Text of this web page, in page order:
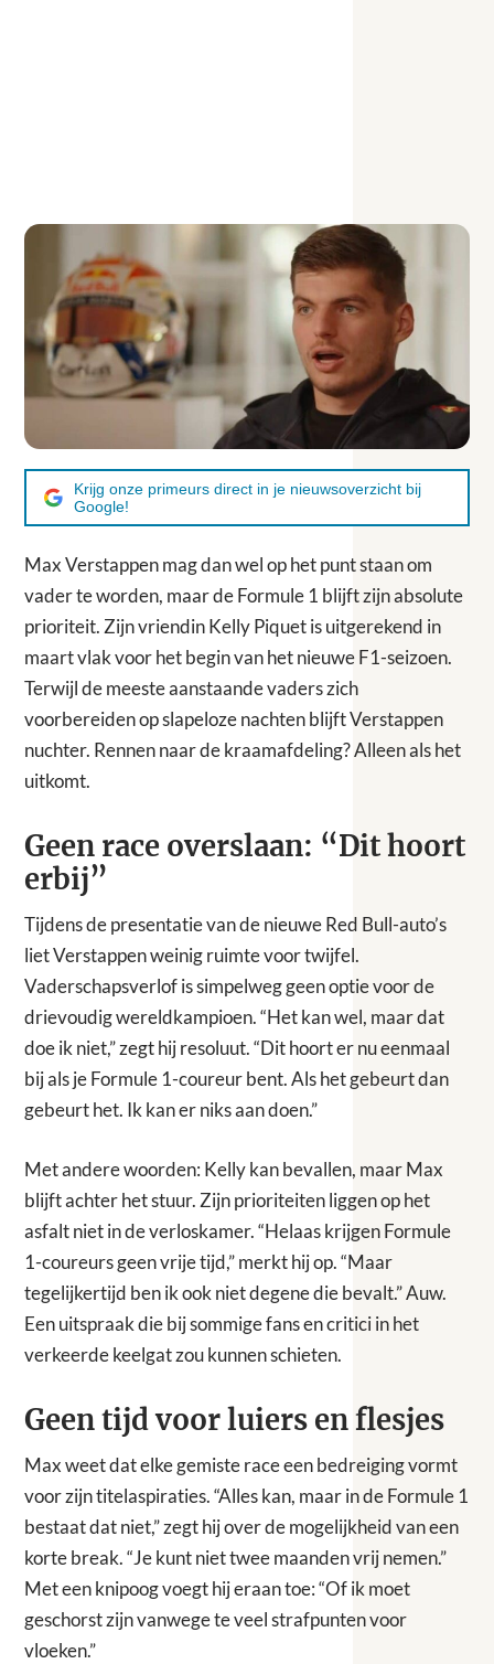
Krijg onze primeurs direct in je nieuwsoverzicht bij
Google!
Max Verstappen mag dan wel op het punt staan om
vader te worden, maar de Formule 1 blijft zijn absolute
prioriteit. Zijn vriendin Kelly Piquet is uitgerekend in
maart vlak voor het begin van het nieuwe F1-seizoen.
Terwijl de meeste aanstaande vaders zich
voorbereiden op slapeloze nachten blijft Verstappen
nuchter. Rennen naar de kraamafdeling? Alleen als het
uitkomt.
Geen race overslaan: “Dit hoort
erbij”
Tijdens de presentatie van de nieuwe Red Bull-auto’s
liet Verstappen weinig ruimte voor twijfel.
Vaderschapsverlof is simpelweg geen optie voor de
drievoudig wereldkampioen. “Het kan wel, maar dat
doe ik niet,” zegt hij resoluut. “Dit hoort er nu eenmaal
bij als je Formule 1-coureur bent. Als het gebeurt dan
gebeurt het. Ik kan er niks aan doen.”
Met andere woorden: Kelly kan bevallen, maar Max
blijft achter het stuur. Zijn prioriteiten liggen op het
asfalt niet in de verloskamer. “Helaas krijgen Formule
1-coureurs geen vrije tijd,” merkt hij op. “Maar
tegelijkertijd ben ik ook niet degene die bevalt.” Auw.
Een uitspraak die bij sommige fans en critici in het
verkeerde keelgat zou kunnen schieten.
Geen tijd voor luiers en flesjes
Max weet dat elke gemiste race een bedreiging vormt
voor zijn titelaspiraties. “Alles kan, maar in de Formule 1
bestaat dat niet,” zegt hij over de mogelijkheid van een
korte break. “Je kunt niet twee maanden vrij nemen.”
Met een knipoog voegt hij eraan toe: “Of ik moet
geschorst zijn vanwege te veel strafpunten voor
vloeken.”